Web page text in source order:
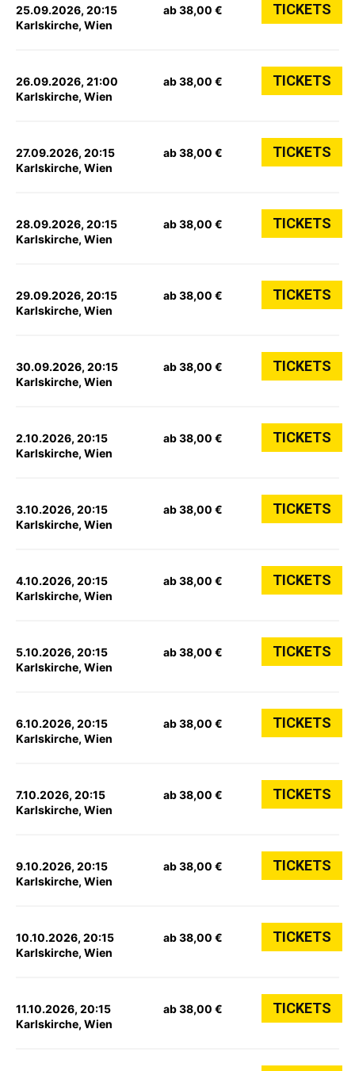
25.09.2026, 20:15
Karlskirche, Wien
ab 38,00 € TICKETS
26.09.2026, 21:00
Karlskirche, Wien
ab 38,00 € TICKETS
27.09.2026, 20:15
Karlskirche, Wien
ab 38,00 € TICKETS
28.09.2026, 20:15
Karlskirche, Wien
ab 38,00 € TICKETS
29.09.2026, 20:15
Karlskirche, Wien
ab 38,00 € TICKETS
30.09.2026, 20:15
Karlskirche, Wien
ab 38,00 € TICKETS
2.10.2026, 20:15
Karlskirche, Wien
ab 38,00 € TICKETS
3.10.2026, 20:15
Karlskirche, Wien
ab 38,00 € TICKETS
4.10.2026, 20:15
Karlskirche, Wien
ab 38,00 € TICKETS
5.10.2026, 20:15
Karlskirche, Wien
ab 38,00 € TICKETS
6.10.2026, 20:15
Karlskirche, Wien
ab 38,00 € TICKETS
7.10.2026, 20:15
Karlskirche, Wien
ab 38,00 € TICKETS
9.10.2026, 20:15
Karlskirche, Wien
ab 38,00 € TICKETS
10.10.2026, 20:15
Karlskirche, Wien
ab 38,00 € TICKETS
11.10.2026, 20:15
Karlskirche, Wien
ab 38,00 € TICKETS